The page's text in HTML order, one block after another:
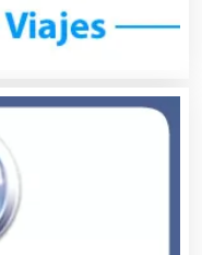
Fiestas